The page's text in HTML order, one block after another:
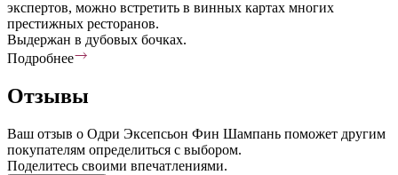
экспертов, можно встретить в винных картах многих
престижных ресторанов.
Выдержан в дубовых бочках.
Подробнее
Отзывы
Ваш отзыв о Одри Эксепсьон Фин Шампань поможет другим
покупателям определиться с выбором.
Поделитесь своими впечатлениями.